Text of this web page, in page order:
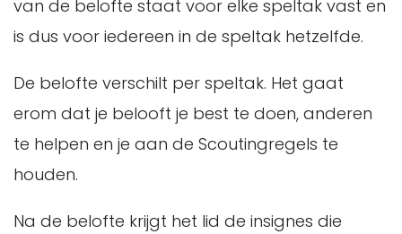
van de belofte staat voor elke speltak vast en
is dus voor iedereen in de speltak hetzelfde.
De belofte verschilt per speltak. Het gaat
erom dat je belooft je best te doen, anderen
te helpen en je aan de Scoutingregels te
houden.
Na de belofte krijgt het lid de insignes die